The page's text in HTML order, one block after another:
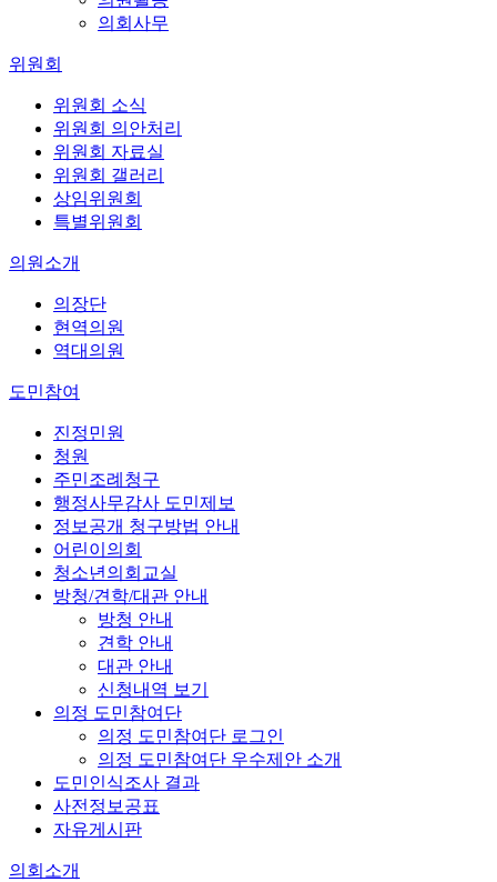
의회사무
위원회
위원회 소식
위원회 의안처리
위원회 자료실
위원회 갤러리
상임위원회
특별위원회
의원소개
의장단
현역의원
역대의원
도민참여
진정민원
청원
주민조례청구
행정사무감사 도민제보
정보공개 청구방법 안내
어린이의회
청소년의회교실
방청/견학/대관 안내
방청 안내
견학 안내
대관 안내
신청내역 보기
의정 도민참여단
의정 도민참여단 로그인
의정 도민참여단 우수제안 소개
도민인식조사 결과
사전정보공표
자유게시판
의회소개